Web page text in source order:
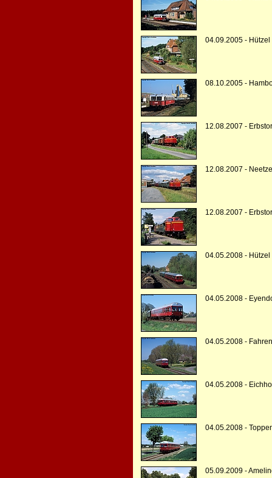
04.09.2005 - Hützel
08.10.2005 -
12.08.2007 -
12.08.2007 - Neetze
12.08.2007 -
04.05.2008 - Hützel
04.05.2008 -
04.05.2008 -
04.05.2008 -
04.05.2008 -
05.09.2009 -